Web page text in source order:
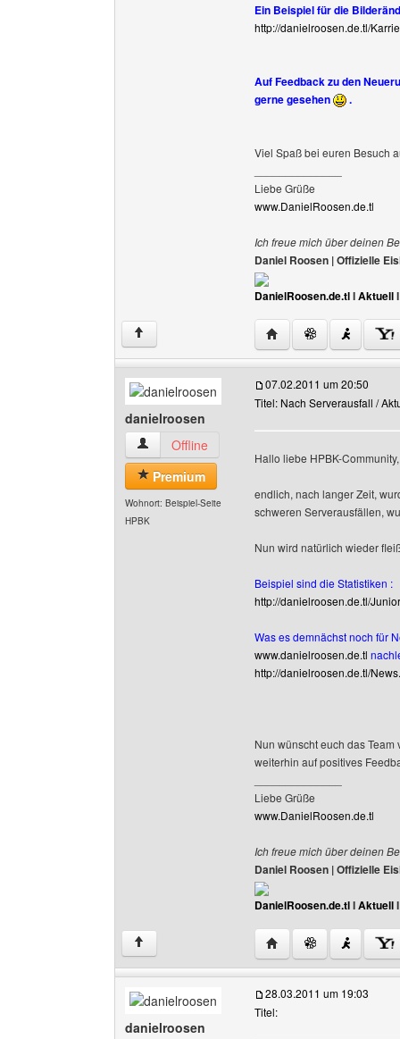
Ein Beispiel für die
http://danielroosen.de.tl/
Auf Feedback zu den
gerne gesehen
.
Viel Spaß bei euren Besuch
Liebe Grüße
www.DanielRoosen.de.tl
Ich freue mich über deinen
Daniel Roosen | Offizielle
DanielRoosen.de.tlIAktuell
↑ Website dieses
danielroosen
danielroosen Benutzer-Profile anzeigen
Offline
Premium
Wohnort: Beispiel-Seite
HPBK
07.02.2011 um 20:50
Titel: Nach Serverausfall /
Hallo liebe HPBK-Community,
endlich, nach langer Zeit,
schweren Serverausfällen,
Nun wird natürlich wieder
Beispiel sind die Statistiken :
http://danielroosen.de.tl/
Was es demnächst noch für
www.danielroosen.de.tl
http://danielroosen.de.tl/
Nun wünscht euch das
weiterhin auf positives
Liebe Grüße
www.DanielRoosen.de.tl
Ich freue mich über deinen
Daniel Roosen | Offizielle
DanielRoosen.de.tlIAktuell
↑ Website dieses
danielroosen
28.03.2011 um 19:03
Titel: